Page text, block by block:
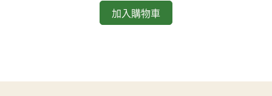
加入購物車